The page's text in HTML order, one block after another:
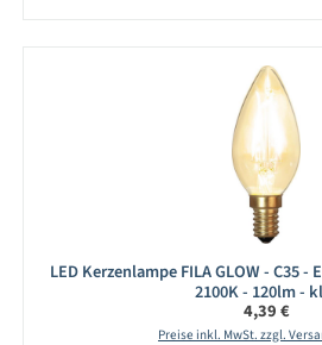
LED Kerzenlampe FILA GLOW - C35 -
2100K - 120lm -
Regulärer
4,39 €
Preise inkl. MwSt. zzgl.